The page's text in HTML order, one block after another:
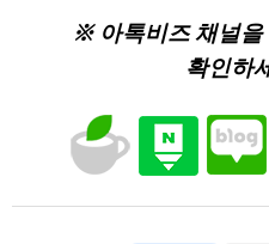
※ 아톡비즈 채널을
확인하